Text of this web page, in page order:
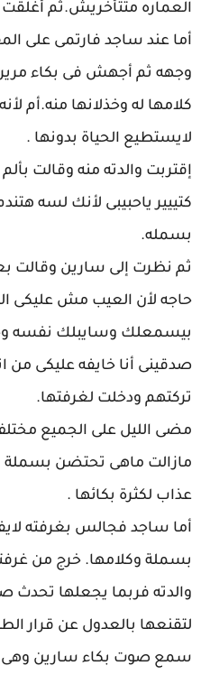
العماره متتأخريش.ثم أغلقت
أما عند ساجد فارتمى على
وجهه ثم أجهش فى بكاء
كلامها له وخذلانها منه.أم
لايستطيع الحياة بدونها .
إقتربت والدته منه وقالت
كتييير ياحبيبى لأنك لسه
بسمله.
ثم نظرت إلى سارين وقالت
حاجه لأن العيب مش عليكى
بيسمعلك وسايبلك نفسه
صدقينى أنا خايفه عليكى من
تركتهم ودخلت لغرفتها.
مضى الليل على الجميع
مازالت ماهى تحتضن بسملة
عذاب لكثرة بكائها .
أما ساجد فجالس بغرفته
بسملة وكلامها. خرج من
والدته فربما يجعلها تحدث
لتقنعها بالعدول عن قرار
سمع صوت بكاء سارين وهى